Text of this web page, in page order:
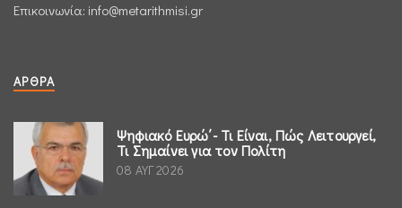
Επικοινωνία: info@metarithmisi.gr
ΆΡΘΡΑ
Ψηφιακό Ευρώ΄- Τι Είναι, Πώς Λειτουργεί,
Τι Σημαίνει για τον Πολίτη
08 ΑΥΓ 2026